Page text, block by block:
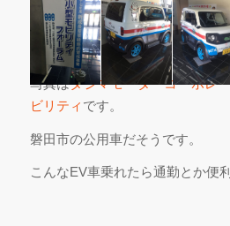
写真はタジマモーターコーポレ
ビリティ です。
磐田市の公用車だそうです。
こんなEV車乗れたら通勤とか便